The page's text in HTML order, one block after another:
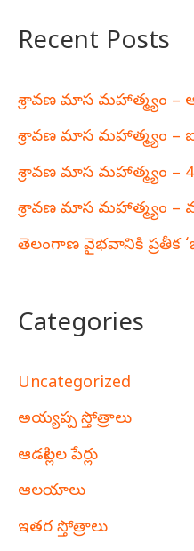
Recent Posts
శ్రావణ మాస మహాత్మ్యం –
శ్రావణ మాస మహాత్మ్యం –
శ్రావణ మాస మహాత్మ్యం –
శ్రావణ మాస మహాత్మ్యం
తెలంగాణ వైభవానికి ప్రతీక
Categories
Uncategorized
అయ్యప్ప స్తోత్రాలు
ఆడపిల్లల పేర్లు
ఆలయాలు
ఇతర స్తోత్రాలు